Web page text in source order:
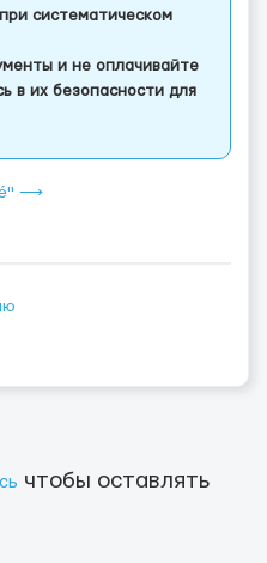
систематическом
и не оплачивайте
в их безопасности для
⟶
чтобы оставлять